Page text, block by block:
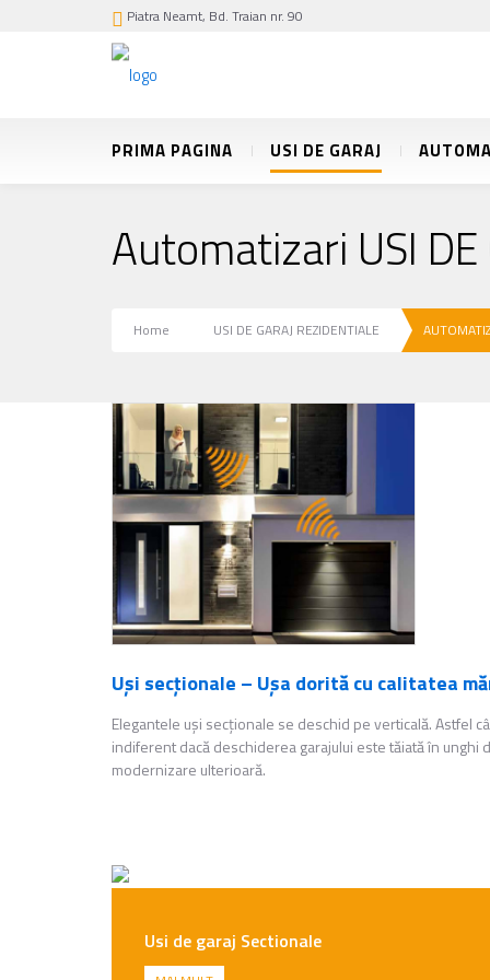
Piatra Neamt, Bd. Traian nr. 90
PRIMA PAGINA USI DE GARAJ
Automatizari USI DE
Home USI DE GARAJ REZIDENTIALE
Uşi secţionale – Uşa dorită cu calitatea
Elegantele uşi secţionale se deschid pe verticală. Astfel
indiferent dacă deschiderea garajului este tăiată în unghi
modernizare ulterioară.
Usi de garaj Sectionale